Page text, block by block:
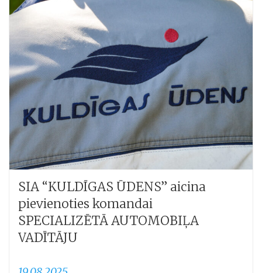
SIA “KULDĪGAS ŪDENS” aicina
pievienoties komandai
SPECIALIZĒTĀ AUTOMOBIĻA
VADĪTĀJU